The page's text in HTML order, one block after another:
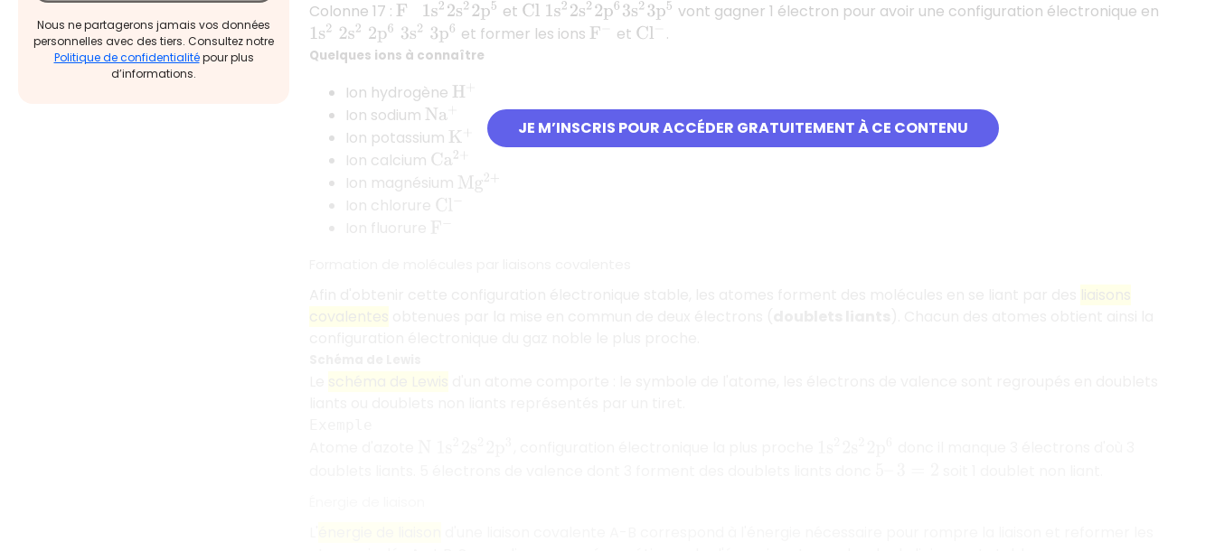
Nous ne partagerons jamais vos données
personnelles avec des tiers. Consultez notre
Politique de confidentialitépour plus
d’informations.
JE M’INSCRIS POUR ACCÉDER GRATUITEMENT À CE CONTENU
Colonne 17 : F s22s22p5 et Cl1 s22s22p63s23p5
vont gagner 1 électron pour avoir une configuration électronique en
1s2 2s2 2 p63 s23 p6 et former les ions F− et Cl− .
Quelques ions à connaître
Ion hydrogène H+
Ion sodium Na+
Ion potassium K+
Ion calcium Ca2+
Ion magnésium Mg2+
Ion chlorure C l−
F−